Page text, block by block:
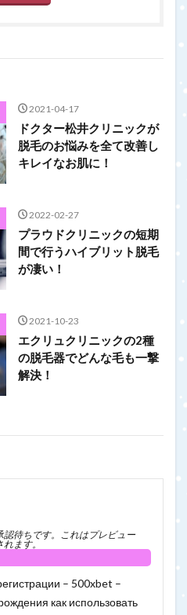
2021-04-17
ドクター松井クリニックが
脱毛のお悩みを全て改善し
キレイなお肌に！
2022-02-27
プラウドクリニックの短期
間で行うハイブリット脱毛
が凄い！
2021-10-23
エクリュクリニックの2種
の脱毛器でどんな毛も一撃
解決！
待ちです。これはプレビュー
ます。
– 500xbet –
как использовать